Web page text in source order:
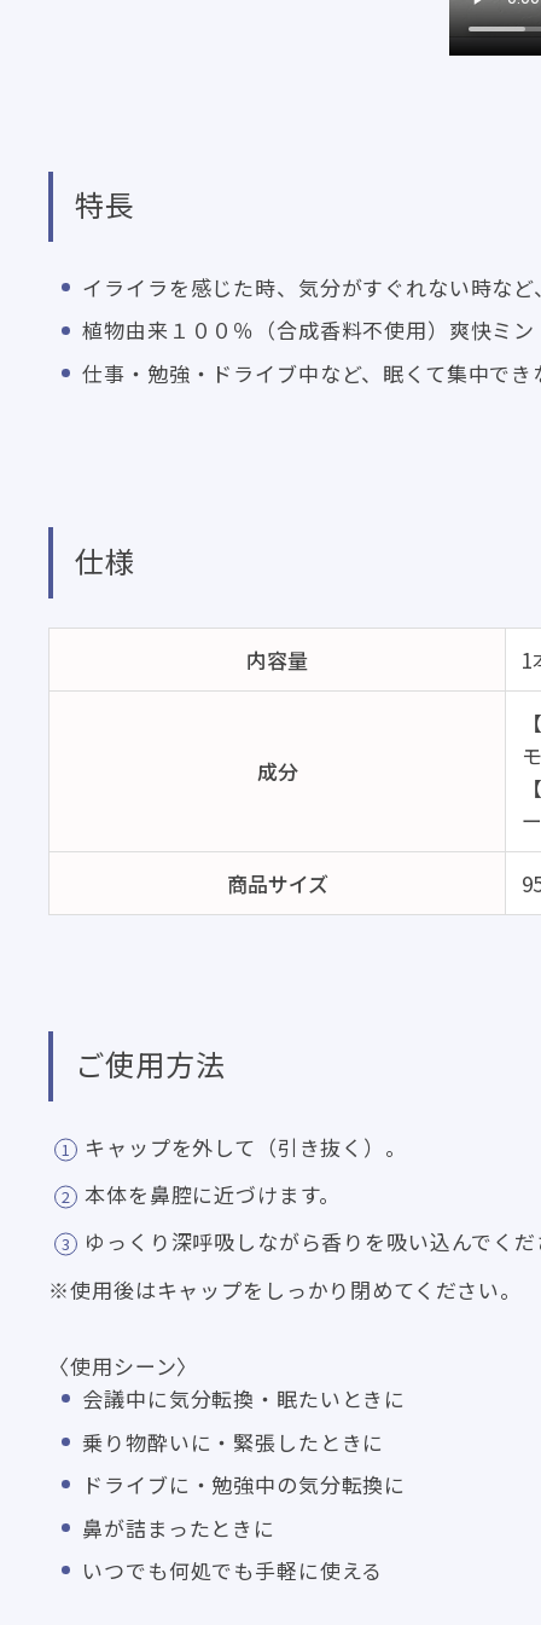
特長
イライラを感じた時、気分がすぐれない時な
植物由来１００％（合成香料不使用）爽快ミ
仕事・勉強・ドライブ中など、眠くて集中で
仕様
内容量 1
成分
商品サイズ
ご使用方法
キャップを外して（引き抜く）。
本体を鼻腔に近づけます。
ゆっくり深呼吸しながら香りを吸い込んでく
※使用後はキャップをしっかり閉めてください。
〈使用シーン〉
会議中に気分転換・眠たいときに
乗り物酔いに・緊張したときに
ドライブに・勉強中の気分転換に
鼻が詰まったときに
いつでも何処でも手軽に使える